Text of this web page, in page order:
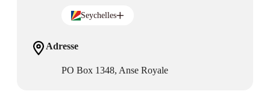
Seychelles
Adresse
PO Box 1348, Anse Royale